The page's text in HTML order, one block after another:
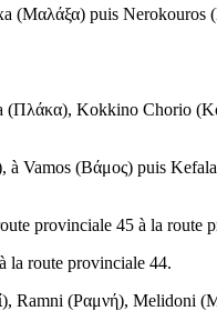
(Μαλάξα) puis Nerokouros (
(Πλάκα), Kokkino Chorio (
à Vamos (Βάμος) puis
provinciale 45 à la route
la route provinciale 44.
), Ramni (Ραμνή), Melidoni (